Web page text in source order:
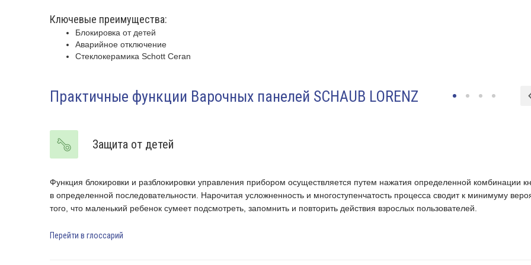
Ключевые преимущества:
Блокировка от детей
Аварийное отключение
Стеклокерамика Schott Ceran
Практичные функции Варочных панелей SCHAUB LORENZ
Защита от детей
Функция блокировки и разблокировки управления прибором осуществляется путем нажатия определенной комбинации
в определенной последовательности. Нарочитая усложненность и многоступенчатость процесса сводит к минимуму
того, что маленький ребенок сумеет подсмотреть, запомнить и повторить действия взрослых пользователей.
Перейти в глоссарий